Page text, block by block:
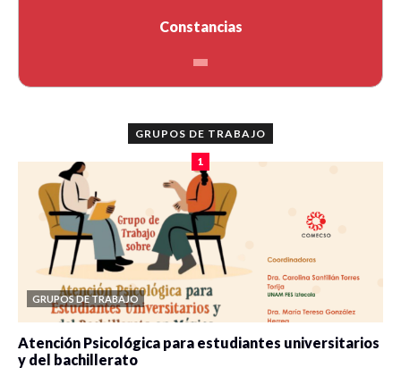
Constancias
GRUPOS DE TRABAJO
1
GRUPOS DE TRABAJO
Atención Psicológica para estudiantes universitarios
y del bachillerato